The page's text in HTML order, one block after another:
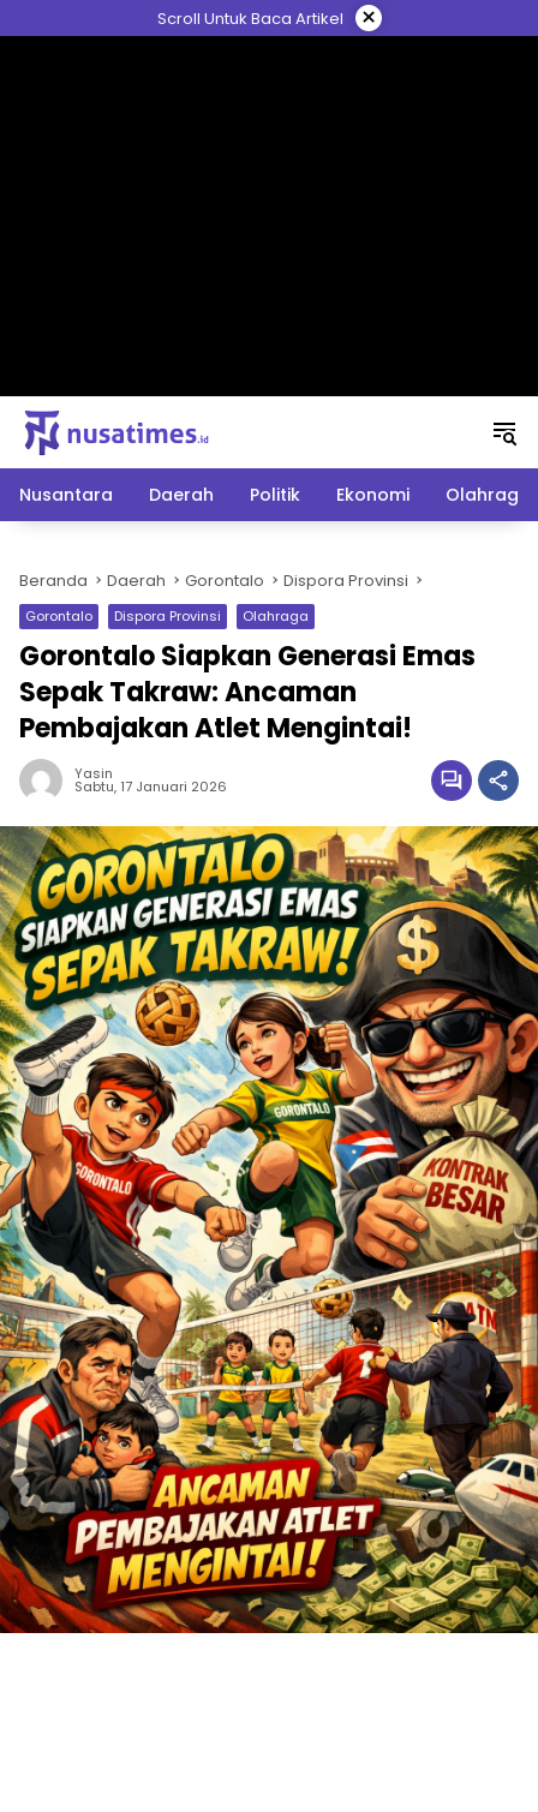
ke
Scroll Untuk Baca Artikel ×
Nusantara Daerah Politik Ekonomi Olahraga
Beranda Daerah Gorontalo Dispora Provinsi
Gorontalo Dispora Provinsi Olahraga
Gorontalo Siapkan Generasi Emas
Sepak Takraw: Ancaman
Pembajakan Atlet Mengintai!
Yasin
Sabtu, 17 Januari 2026